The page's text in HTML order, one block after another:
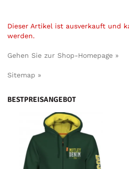
Dieser Artikel ist ausverkauft und
werden.
Gehen Sie zur Shop-Homepage »
Sitemap »
BESTPREISANGEBOT